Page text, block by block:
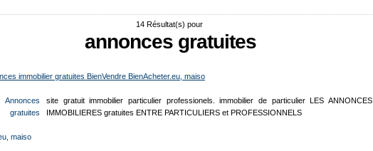
14 Résultat(s) pour
annonces gratuites
immobilier gratuites BienVendre BienAcheter.eu, maiso
site gratuit immobilier particulier professionels. immobilier de particulier LES ANNONCES
IMMOBILIERES gratuites ENTRE PARTICULIERS et PROFESSIONNELS